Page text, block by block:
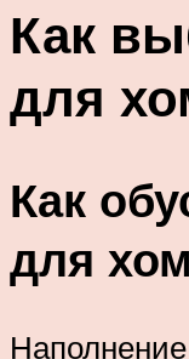
Как
для
Как
для